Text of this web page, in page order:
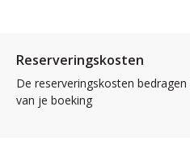
Reserveringskosten
De reserveringskosten
van je boeking